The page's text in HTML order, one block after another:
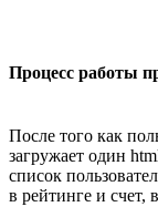
Процесс работы
После того как
загружает один
список
в рейтинге и счет,